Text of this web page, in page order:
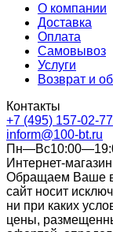
О компании
Доставка
Оплата
Самовывоз
Услуги
Возврат и
Контакты
+7 (495) 157-02-77
inform@100-bt.ru
Интернет-
Обращаем Ваше
сайт носит
ни при каких
цены,